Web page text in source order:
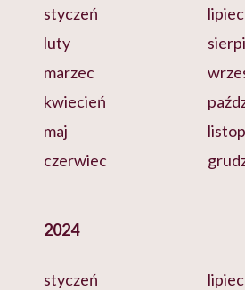
styczeń
luty
marzec
kwiecień
maj
czerwiec
lipiec
2024
styczeń
lipiec